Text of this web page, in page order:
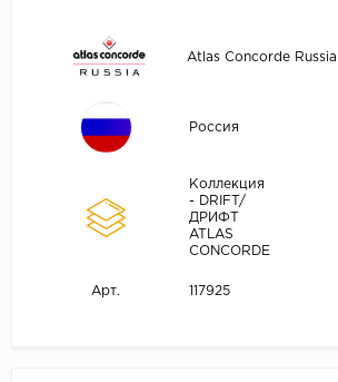
Atlas Concorde Russia
Россия
Коллекция
- DRIFT/
ДРИФТ
ATLAS
CONCORDE
Арт. 117925